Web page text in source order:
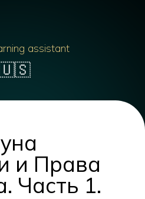
assistant
и Права
Часть 1.